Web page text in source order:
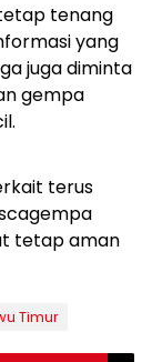
tenang
yang
juga diminta
gempa
terus
tetap aman
Timur